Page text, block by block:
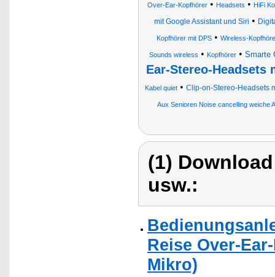
Over-Ear-Kopfhörer • Headsets • HiFi
mit Google Assistant und Siri •
Kopfhörer mit DPS • Wireless-
Sounds wireless • Kopfhörer• Smarte
Ear-Stereo-Headsets
Kabel quiet • Clip-on-Stereo-Headsets
Aux Senioren Noise cancelling weiche
(1)
usw.:
Reise Over-
Mikro)